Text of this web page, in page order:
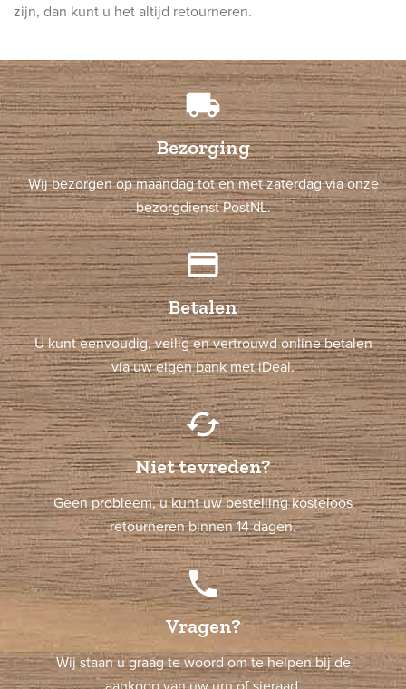
zijn, dan kunt u het altijd retourneren.
local_shipping
Bezorging
Wij bezorgen op maandag tot en met zaterdag via onze
bezorgdienst PostNL.
credit_card
Betalen
U kunt eenvoudig, veilig en vertrouwd online betalen
via uw eigen bank met iDeal.
cached
Niet tevreden?
Geen probleem, u kunt uw bestelling kosteloos
retourneren binnen 14 dagen.
phone
Vragen?
Wij staan u graag te woord om te helpen bij de